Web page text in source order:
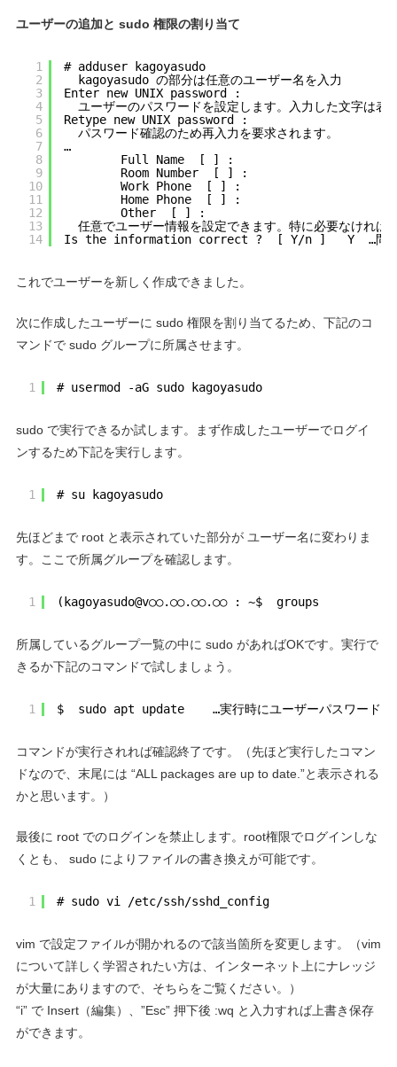
ユーザーの追加と sudo 権限の割り当て
1
2
3
4
5
6
7
8
9
10
11
12
13
14
# adduser kagoyasudo
kagoyasudo の部分は任意のユーザー名を入力
Enter new UNIX password :
ユーザーのパスワードを設定します。入力した文字は表
Retype new UNIX password :
パスワード確認のため再入力を要求されます。
…
Full Name  [ ] :
Room Number  [ ] :
Work Phone  [ ] :
Home Phone  [ ] :
Other  [ ] :
任意でユーザー情報を設定できます。特に必要なけれ
Is the information correct ?  [ Y/n ]   Y  …問題
これでユーザーを新しく作成できました。
次に作成したユーザーに sudo 権限を割り当てるため、下記のコ
マンドで sudo グループに所属させます。
1 # usermod -aG sudo kagoyasudo
sudo で実行できるか試します。まず作成したユーザーでログイ
ンするため下記を実行します。
1 # su kagoyasudo
先ほどまで root と表示されていた部分が ユーザー名に変わりま
す。ここで所属グループを確認します。
1 (kagoyasudo@v○○.○○.○○.○○ : ~$  groups
所属しているグループ一覧の中に sudo があればOKです。実行で
きるか下記のコマンドで試しましょう。
1 $  sudo apt update    …実行時にユーザーパスワードが
コマンドが実行されれば確認終了です。（先ほど実行したコマン
ドなので、末尾には “ALL packages are up to date.”と表示される
かと思います。）
最後に root でのログインを禁止します。root権限でログインしな
くとも、 sudo によりファイルの書き換えが可能です。
1 # sudo vi /etc/ssh/sshd_config
vim で設定ファイルが開かれるので該当箇所を変更します。（vim
について詳しく学習されたい方は、インターネット上にナレッジ
が大量にありますので、そちらをご覧ください。）
“i” で Insert（編集）、”Esc” 押下後 :wq と入力すれば上書き保存
ができます。